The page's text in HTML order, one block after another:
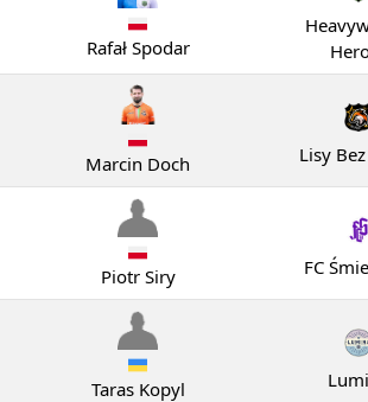
Rafał Spodar
Marcin Doch Lisy
Piotr Siry FC
Taras Kopyl